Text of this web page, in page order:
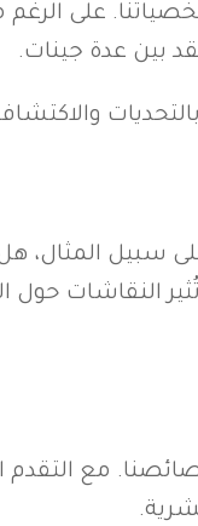
على
بين عدة جينات.
سبيل
النقاشات
مع التقدم